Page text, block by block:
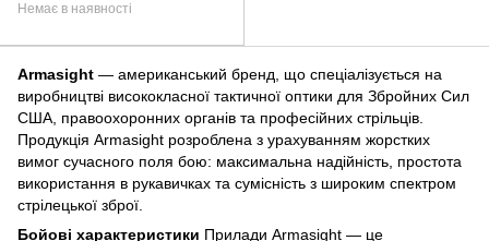
Немає в наявності
Armasight — американський бренд, що спеціалізується на
виробництві висококласної тактичної оптики для Збройних Сил
США, правоохоронних органів та професійних стрільців.
Продукція Armasight розроблена з урахуванням жорстких
вимог сучасного поля бою: максимальна надійність, простота
використання в рукавичках та сумісність з широким спектром
стрілецької зброї.
Бойові характеристики Прилади Armasight — це